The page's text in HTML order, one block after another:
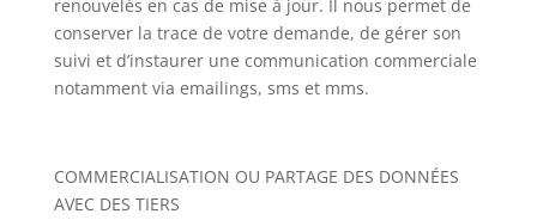
renouvelés en cas de mise à jour. Il nous permet de
conserver la trace de votre demande, de gérer son
suivi et d’instaurer une communication commerciale
notamment via emailings, sms et mms.
COMMERCIALISATION OU PARTAGE DES DONNÉES
AVEC DES TIERS